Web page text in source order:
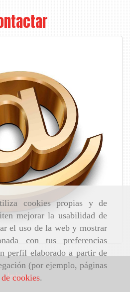
cookies propias y de
mejorar la usabilidad de
el uso de la web y mostrar
con tus preferencias
perfil elaborado a partir de
(por ejemplo, páginas
cookies.
Inicio